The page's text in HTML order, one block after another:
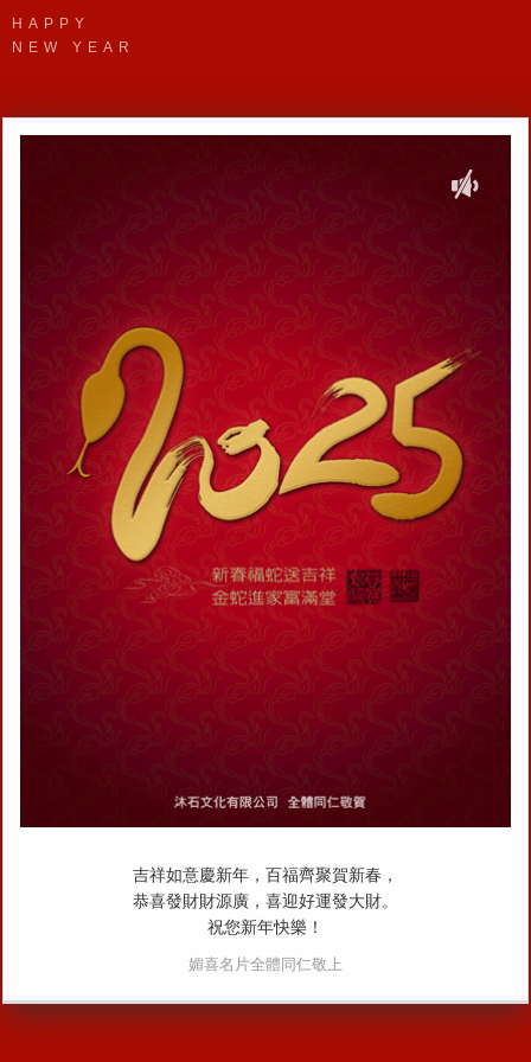
HAPPY
NEW YEAR
吉祥如意慶新年，百福齊聚賀新春，
恭喜發財財源廣，喜迎好運發大財。
祝您新年快樂！
媚喜名片全體同仁敬上